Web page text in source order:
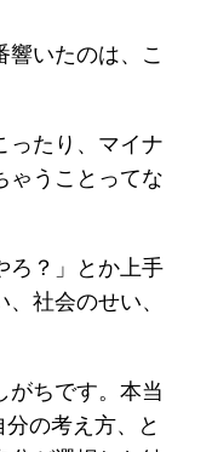
いたのは、こ
ったり、マイナ
ゃうことってな
ろ？」とか上手
社会のせい、
がちです。本当
の考え方、と